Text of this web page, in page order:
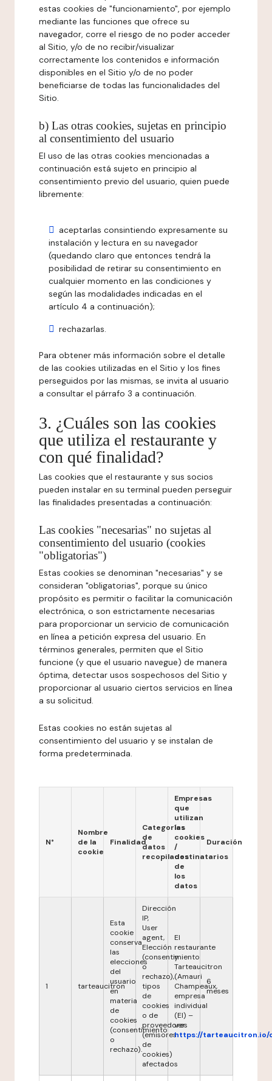
estas cookies de "funcionamiento", por ejemplo
mediante las funciones que ofrece su
navegador, corre el riesgo de no poder acceder
al Sitio, y/o de no recibir/visualizar
correctamente los contenidos e información
disponibles en el Sitio y/o de no poder
beneficiarse de todas las funcionalidades del
Sitio.
b) Las otras cookies, sujetas en principio
al consentimiento del usuario
El uso de las otras cookies mencionadas a
continuación está sujeto en principio al
consentimiento previo del usuario, quien puede
libremente:
aceptarlas consintiendo expresamente su
instalación y lectura en su navegador
(quedando claro que entonces tendrá la
posibilidad de retirar su consentimiento en
cualquier momento en las condiciones y
según las modalidades indicadas en el
artículo 4 a continuación);
rechazarlas.
Para obtener más información sobre el detalle
de las cookies utilizadas en el Sitio y los fines
perseguidos por las mismas, se invita al usuario
a consultar el párrafo 3 a continuación.
3. ¿Cuáles son las cookies
que utiliza el restaurante y
con qué finalidad?
Las cookies que el restaurante y sus socios
pueden instalar en su terminal pueden perseguir
las finalidades presentadas a continuación:
Las cookies "necesarias" no sujetas al
consentimiento del usuario (cookies
"obligatorias")
Estas cookies se denominan "necesarias" y se
consideran "obligatorias", porque su único
propósito es permitir o facilitar la comunicación
electrónica, o son estrictamente necesarias
para proporcionar un servicio de comunicación
en línea a petición expresa del usuario. En
términos generales, permiten que el Sitio
funcione (y que el usuario navegue) de manera
óptima, detectar usos sospechosos del Sitio y
proporcionar al usuario ciertos servicios en línea
a su solicitud.
Estas cookies no están sujetas al
consentimiento del usuario y se instalan de
forma predeterminada.
N°
Nombre
de la
cookie
Finalidad
Categorías
de
datos
recopilados
Empresas
que
utilizan
las
cookies
/
destinatarios
de
los
datos
Duración
1 tarteaucitron
Esta
cookie
conserva
las
elecciones
del
usuario
en
materia
de
cookies
(consentimiento
o
rechazo).
Dirección
IP,
User
agent,
Elección
(consentimiento
o
rechazo),
tipos
de
cookies
o de
proveedores
(emisores
de
cookies)
afectados
El
restaurante
y
Tarteaucitron
(Amauri
Champeaux,
empresa
individual
(EI) –
ver
https://tarteaucitron.io/
6
meses